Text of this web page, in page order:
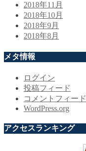
2018年11月
2018年10月
2018年9月
2018年8月
メタ情報
ログイン
投稿フィード
コメントフィード
WordPress.org
アクセスランキング